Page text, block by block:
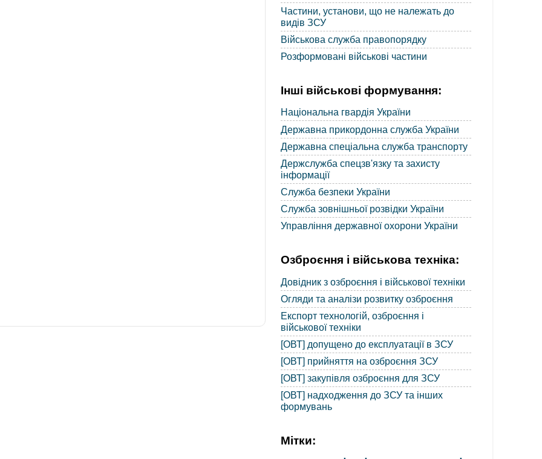
Частини, установи, що не належать до
видів ЗСУ
Військова служба правопорядку
Розформовані військові частини
Інші військові формування:
Національна гвардія України
Державна прикордонна служба України
Державна спеціальна служба транспорту
Держслужба спецзв'язку та захисту
інформації
Служба безпеки України
Служба зовнішньої розвідки України
Управління державної охорони України
Озброєння і військова техніка:
Довідник з озброєння і військової техніки
Огляди та аналізи розвитку озброєння
Експорт технологій, озброєння і
військової техніки
[ОВТ] допущено до експлуатації в ЗСУ
[ОВТ] прийняття на озброєння ЗСУ
[ОВТ] закупівля озброєння для ЗСУ
[ОВТ] надходження до ЗСУ та інших
формувань
Мітки: